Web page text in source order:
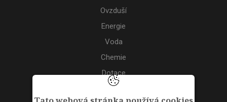
Ovzduší
Energie
Voda
Chemie
Dotace
Akce